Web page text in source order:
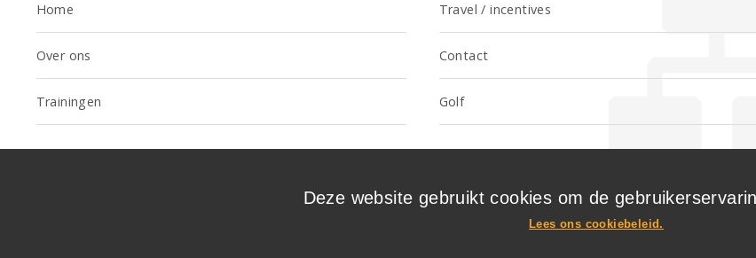
Deze website gebruikt cookies om de
Lees ons cookiebeleid.
Home Travel / incentives
Over ons Contact
Trainingen Golf